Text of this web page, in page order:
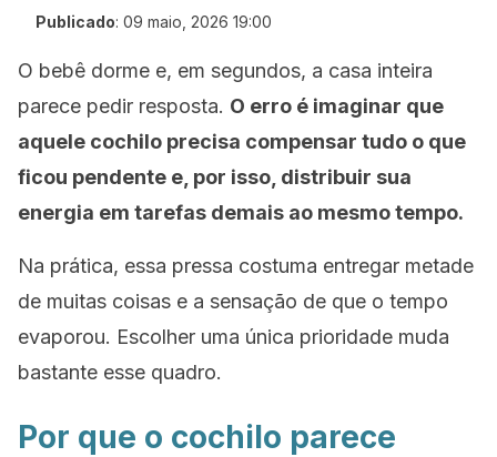
Publicado: 09 maio, 2026 19:00
O bebê dorme e, em segundos, a casa inteira
parece pedir resposta. O erro é imaginar que
aquele cochilo precisa compensar tudo o que
ficou pendente e, por isso, distribuir sua
energia em tarefas demais ao mesmo tempo.
Na prática, essa pressa costuma entregar metade
de muitas coisas e a sensação de que o tempo
evaporou. Escolher uma única prioridade muda
bastante esse quadro.
Por que o cochilo parece